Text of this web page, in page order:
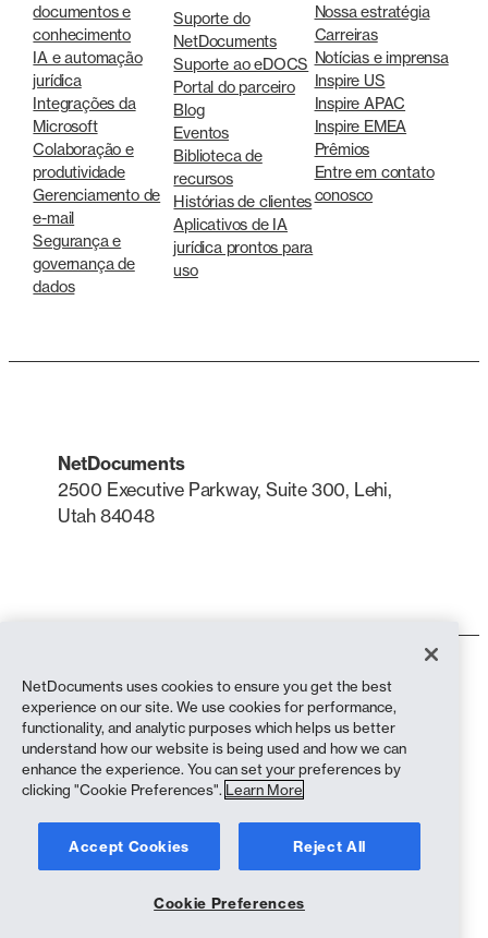
documentos e
conhecimento
IA e automação
jurídica
Integrações da
Microsoft
Colaboração e
produtividade
Gerenciamento de
e-mail
Segurança e
governança de
dados
Suporte do
NetDocuments
Suporte ao eDOCS
Portal do parceiro
Blog
Eventos
Biblioteca de
recursos
Histórias de clientes
Aplicativos de IA
jurídica prontos para
uso
Nossa estratégia
Carreiras
Notícias e imprensa
Inspire US
Inspire APAC
Inspire EMEA
Prêmios
Entre em contato
conosco
NetDocuments
2500 Executive Parkway, Suite 300, Lehi,
Utah 84048
Política de Privacidade
Política de privacidade (residentes na Califórnia)
Declaração contra a Escravidão
Política de cookies
Conformidade
Copyright © 2026 NetDocuments Software, Inc. Todos os direitos
NetDocuments uses cookies to ensure you get the best
experience on our site. We use cookies for performance,
functionality, and analytic purposes which helps us better
understand how our website is being used and how we can
enhance the experience. You can set your preferences by
clicking "Cookie Preferences". Learn More
Accept Cookies Reject All
Cookie Preferences